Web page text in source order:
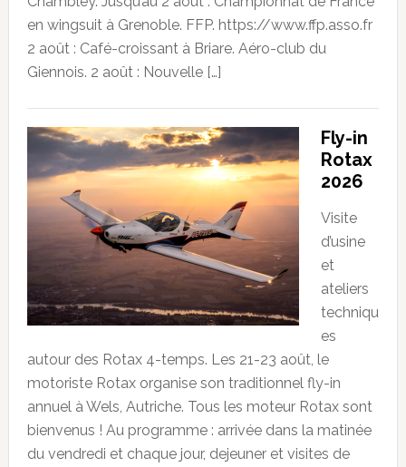
en wingsuit à Grenoble. FFP. https://www.ffp.asso.fr
2 août : Café-croissant à Briare. Aéro-club du
Giennois. 2 août : Nouvelle […]
Fly-in
Rotax
2026
Visite
d’usine
et
ateliers
techniqu
es
autour des Rotax 4-temps. Les 21-23 août, le
motoriste Rotax organise son traditionnel fly-in
annuel à Wels, Autriche. Tous les moteur Rotax sont
bienvenus ! Au programme : arrivée dans la matinée
du vendredi et chaque jour, dejeuner et visites de